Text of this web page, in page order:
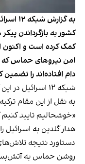
به
کشور به بازگرداندن
کمک کرده است و اکنون
امن نیروهای حماس که
دام افتاده‌اند را تضمین
به نقل از این مقام
«خوشحالیم تایید کنیم
دستاورد نتیجه
روشن حماس به